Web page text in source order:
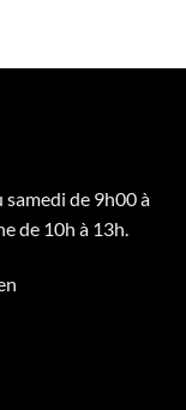
de 9h00 à
de 10h à 13h.